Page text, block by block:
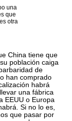
una
que
otra
la
tener
deberían ser
los veo muy
así.
de
salga
China tiene que
población caiga
de
han comprado
habrá
una fábrica
EEUU o Europa
Si no lo es,
que pasar por